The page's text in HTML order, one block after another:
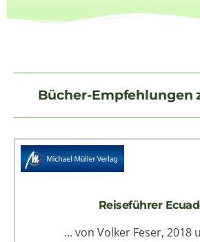
Bücher-Empfehlungen
Reiseführer
... von Volker Feser, 2018